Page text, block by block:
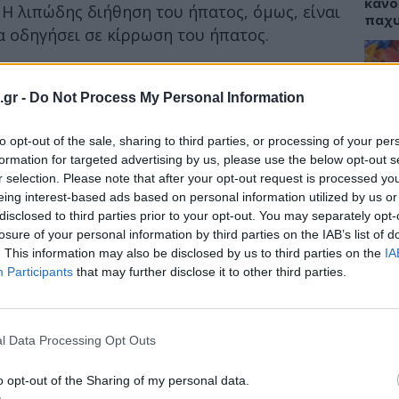
- Do Not Process My Personal Information
opt-out of the sale, sharing to third parties, or processing of your
for targeted advertising by us, please use the below opt-out
selection. Please note that after your opt-out request is processed
interest-based ads based on personal information utilized by us
to third parties prior to your opt-out. You may separately
of your personal information by third parties on the IAB’s list of
This information may also be disclosed by us to third parties on the
Participants that may further disclose it to other third parties.
Data Processing Opt Outs
opt-out of the Sharing of my personal data.
λιπώδης διήθηση του ήπατος, όμως, είναι
οδηγήσει σε κίρρωση του ήπατος.
την πιο συχνή αιτία χρόνιας
Σύμφωνα με εκτιμήσεις, στην Ευρώπη τα
από 1,3% έως 22,5% στα παιδιά ηλικίας
απ’ ό,τι στις αρχές του 21ου αιώνα,
Σμαραγδή
και υπεύθυνη της Παιδιατρικής Μονάδας
Νοσοκομείου Αττικόν.
ΙΣΑ: